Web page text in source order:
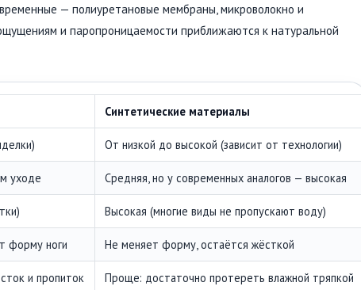
— полиуретановые мембраны, микроволокно и
и паропроницаемости приближаются к натуральной
Синтетические материалы
От низкой до высокой (зависит от технологии)
уходе Средняя, но у современных аналогов — высокая
Высокая (многие виды не пропускают воду)
форму ноги Не меняет форму, остаётся жёсткой
и пропиток Проще: достаточно протереть влажной тряпкой